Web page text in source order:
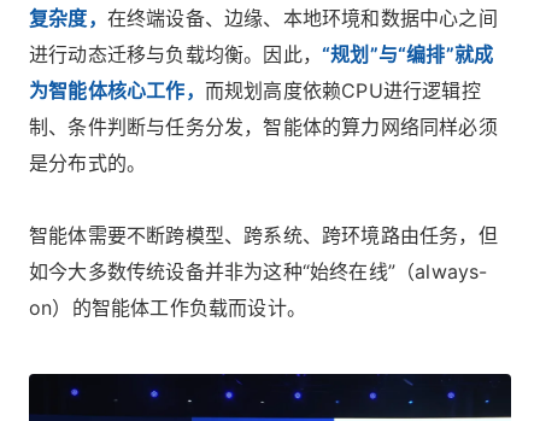
复杂度， 在终端设备、边缘、本地环境和数据中心之间
进行动态迁移与负载均衡。因此， “规划”与“编排”就成
为智能体核心工作， 而规划高度依赖CPU进行逻辑控
制、条件判断与任务分发，智能体的算力网络同样必须
是分布式的。
智能体需要不断跨模型、跨系统、跨环境路由任务，但
如今大多数传统设备并非为这种“始终在线”（always-
on）的智能体工作负载而设计。